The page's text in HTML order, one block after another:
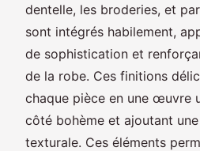
dentelle, les broderies, et
sont intégrés habilement,
de sophistication et
de la robe. Ces finitions
chaque pièce en une œuvre
côté bohème et ajoutant
texturale. Ces éléments